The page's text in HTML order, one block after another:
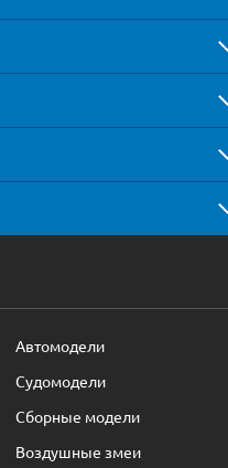
Автомодели
Судомодели
Сборные модели
Воздушные змеи